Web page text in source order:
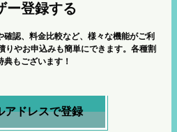
ー登録する
認、料金比較など、様々な機能がご利
りやお申込みも簡単にできます。各種割
典もございます！
アドレスで登録